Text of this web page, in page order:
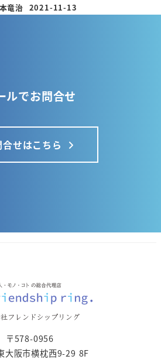
竜治
投稿日
2021-11-13
ルでお問合せ
合せはこちら
〒578-0956
大阪市横枕西9-29 8F